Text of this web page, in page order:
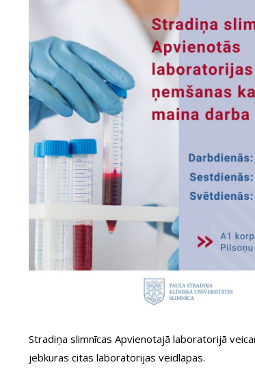
Stradiņa slimnīcas Apvienotajā laboratorijā
jebkuras citas laboratorijas veidlapas.